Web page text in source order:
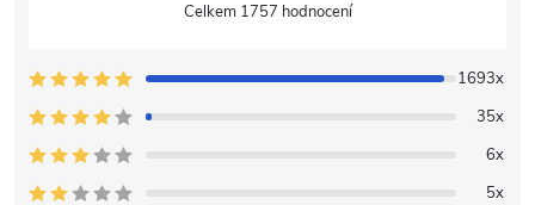
1757 hodnocení
1693x
35x
6x
5x